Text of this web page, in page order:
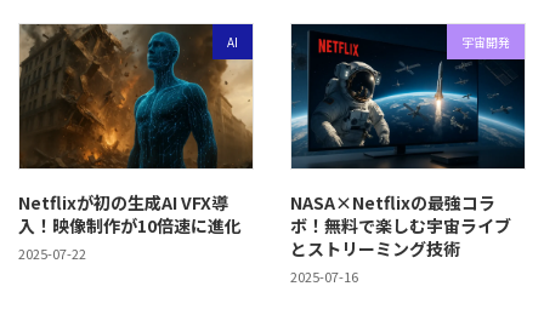
AI
Netflixが初の生成AI VFX導
入！映像制作が10倍速に進化
2025-07-22
宇宙開発
NASA×Netflixの最強コラ
ボ！無料で楽しむ宇宙ライブ
とストリーミング技術
2025-07-16